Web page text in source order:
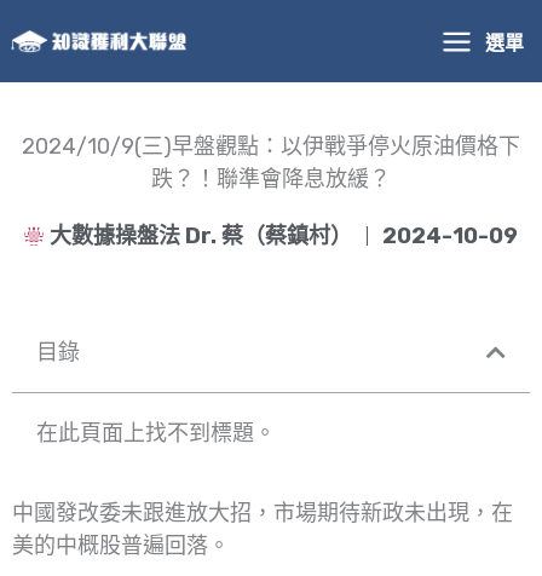
至
主
選單
2024/10/9(三)早盤觀點：以伊戰爭停火原油價格下
跌？！聯準會降息放緩？
大數據操盤法 Dr. 蔡（蔡鎮村） 2024-10-09
目錄
在此頁面上找不到標題。
中國發改委未跟進放大招，市場期待新政未出現，在
美的中概股普遍回落。